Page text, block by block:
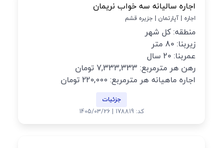
اجاره سالیانه سه خواب نریمان
اجاره | آپارتمان | جزیره قشم
منطقه: کل شهر
زیربنا: 80 متر
عمربنا: 20 سال
رهن هر مترمربع: 7,333,333 تومان
اجاره ماهیانه هر مترمربع: 220,000 تومان
جزئیات
کد: 178819 | 1405/03/26